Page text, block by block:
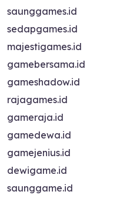
saunggames.id
sedapgames.id
majestigames.id
gamebersama.id
gameshadow.id
rajagames.id
gameraja.id
gamedewa.id
gamejenius.id
dewigame.id
saunggame.id